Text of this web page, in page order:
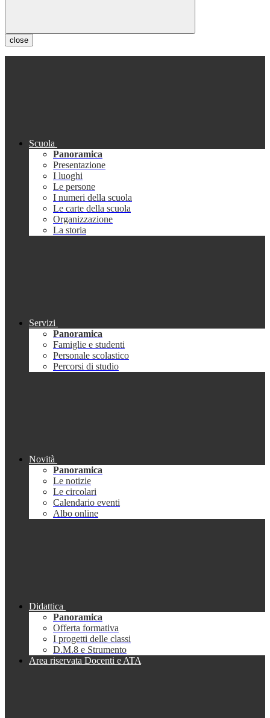
close
Scuola
Panoramica
Presentazione
I luoghi
Le persone
I numeri della scuola
Le carte della scuola
Organizzazione
La storia
Servizi
Panoramica
Famiglie e studenti
Personale scolastico
Percorsi di studio
Novità
Panoramica
Le notizie
Le circolari
Calendario eventi
Albo online
Didattica
Panoramica
Offerta formativa
I progetti delle classi
D.M.8 e Strumento
Area riservata Docenti e ATA